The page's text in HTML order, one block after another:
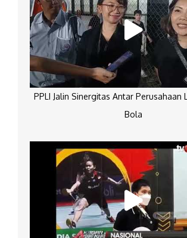
PPLI Jalin Sinergitas Antar Perusahaan
Bola